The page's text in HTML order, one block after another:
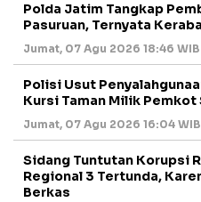
Polda Jatim Tangkap
Pasuruan, Ternyata
Jumat, 07 Agu 2026 18:46 WIB
Polisi Usut
Kursi Taman Milik Pemkot
Jumat, 07 Agu 2026 16:04 WIB
Sidang Tuntutan Korupsi
Regional 3 Tertunda,
Berkas